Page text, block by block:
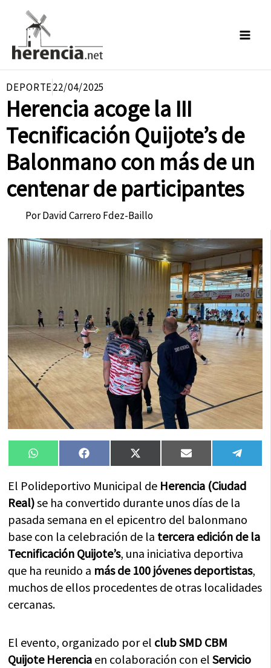
contenido
DEPORTE22/04/2025
Herencia acoge la III
Tecnificación Quijote’s de
Balonmano con más de un
centenar de participantes
PorDavid Carrero Fdez-Baillo
Compartir
en
WhatsAppCompartir
en
FacebookCompartir
en
X
(Twitter)
Compartir
en
Email
en
El Polideportivo Municipal de Herencia (Ciudad
Real)se ha convertido durante unos días de la
pasada semana en el epicentro del balonmano
base con la celebración de la tercera edición de la
Tecnificación Quijote’s, una iniciativa deportiva
que ha reunido a más de 100 jóvenes deportistas,
muchos de ellos procedentes de otras localidades
cercanas.
El evento, organizado por el club SMD CBM
Quijote Herencia en colaboración con elServicio